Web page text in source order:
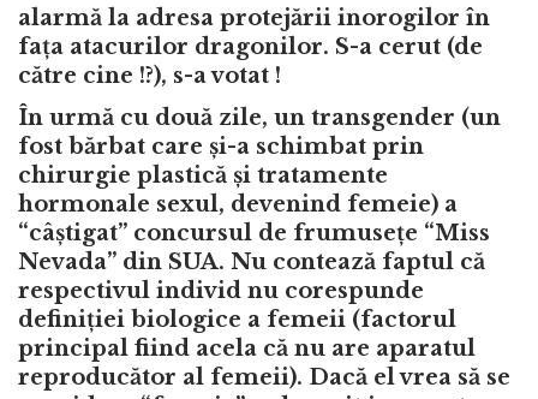
alarmă la adresa protejării inorogilor în
fața atacurilor dragonilor. S-a cerut (de
către cine !?), s-a votat !
În urmă cu două zile, un transgender (un
fost bărbat care și-a schimbat prin
chirurgie plastică și tratamente
hormonale sexul, devenind femeie) a
“câștigat” concursul de frumusețe “Miss
Nevada” din SUA. Nu contează faptul că
respectivul individ nu corespunde
definiției biologice a femeii (factorul
principal fiind acela că nu are aparatul
reproducător al femeii). Dacă el vrea să se